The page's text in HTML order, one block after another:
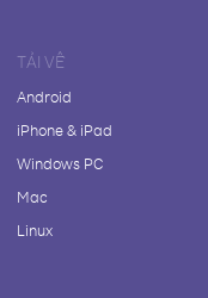
TẢI VỀ
Android
iPhone & iPad
Windows PC
Mac
Linux